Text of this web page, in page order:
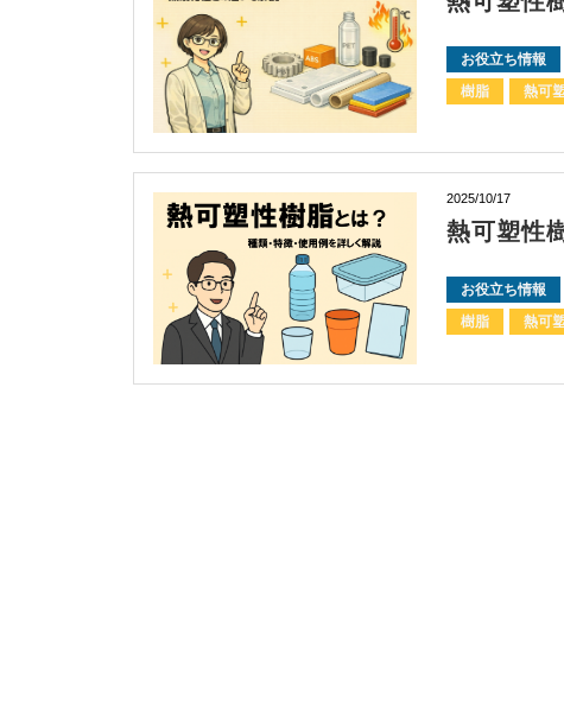
お役立ち情報
樹脂
熱可
2025/10/17
熱可塑性
お役立ち情報
樹脂
熱可